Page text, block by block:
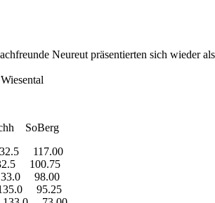
Neureut präsentierten sich wieder
95.25